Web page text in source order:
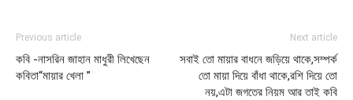
Previous article
কবি -নাসরিন জাহান মাধুরী লিখেছেন
কবিতা“মায়ার খেলা ”
Next article
সবাই তো মায়ার বাধনে জড়িয়ে থাকে,সম্পর্ক
তো মায়া দিয়ে বাঁধা থাকে,রশি দিয়ে তো
নয়,এটা জগতের নিয়ম আর তাই কবি